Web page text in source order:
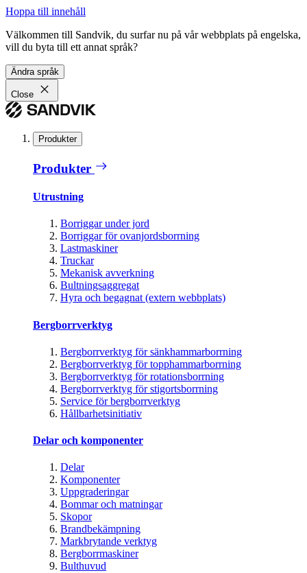
Hoppa till innehåll
Välkommen till Sandvik, du surfar nu på vår webbplats på engelska,
vill du byta till ett annat språk?
Ändra språk
Close
Produkter
Produkter
Utrustning
Borriggar under jord
Borriggar för ovanjordsborrning
Lastmaskiner
Truckar
Mekanisk avverkning
Bultningsaggregat
Hyra och begagnat (extern webbplats)
Bergborrverktyg
Bergborrverktyg för sänkhammarborrning
Bergborrverktyg för topphammarborrning
Bergborrverktyg för rotationsborrning
Bergborrverktyg för stigortsborrning
Service för bergborrverktyg
Hållbarhetsinitiativ
Delar och komponenter
Delar
Komponenter
Uppgraderingar
Bommar och matningar
Skopor
Brandbekämpning
Markbrytande verktyg
Bergborrmaskiner
Bulthuvud